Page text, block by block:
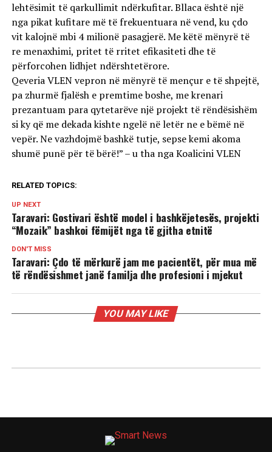
lehtësimit të qarkullimit ndërkufitar. Bllaca është një
nga pikat kufitare më të frekuentuara në vend, ku çdo
vit kalojnë mbi 4 milionë pasagjerë. Me këtë mënyrë të
re menaxhimi, pritet të rritet efikasiteti dhe të
përforcohen lidhjet ndërshtetërore.
Qeveria VLEN vepron në mënyrë të mençur e të shpejtë,
pa zhurmë fjalësh e premtime boshe, me krenari
prezantuam para qytetarëve një projekt të rëndësishëm
si ky që me dekada kishte ngelë në letër ne e bëmë në
vepër. Ne vazhdojmë bashkë tutje, sepse kemi akoma
shumë punë për të bërë!” – u tha nga Koalicini VLEN
RELATED TOPICS:
UP NEXT
Taravari: Gostivari është model i bashkëjetesës, projekti
“Mozaik” bashkoi fëmijët nga të gjitha etnitë
DON'T MISS
Taravari: Çdo të mërkurë jam me pacientët, për mua më
të rëndësishmet janë familja dhe profesioni i mjekut
YOU MAY LIKE